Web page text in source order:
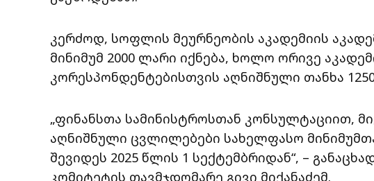
კერძოდ, სოფლის მეურნეობის აკადემიის
მინიმუმ 2000 ლარი იქნება, ხოლო ორივე
კორესპონდენტებისთვის აღნიშნული თანხა
„ფინანსთა სამინისტროსთან კონსულტაციით,
აღნიშნული ცვლილებები სახელფასო
შევიდეს 2025 წლის 1 სექტემბრიდან“, –
კომიტეტის თავმჯდომარე გივი მიქანაძემ.